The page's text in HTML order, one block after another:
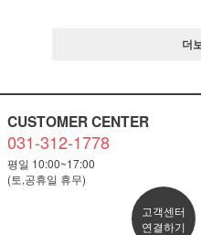
더
CUSTOMER CENTER
031-312-1778
평일 10:00~17:00
(토,공휴일 휴무)
고객센터
연결하기